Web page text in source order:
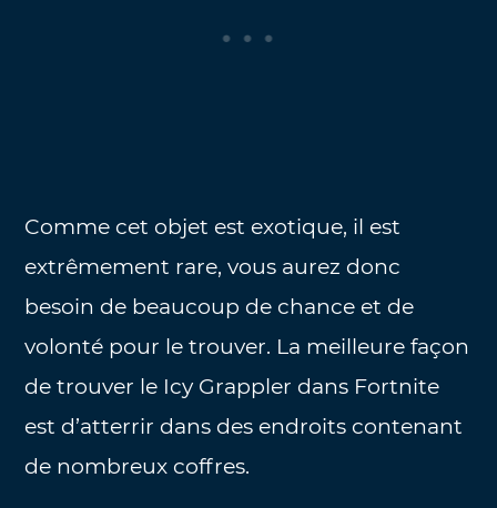
Comme cet objet est exotique, il est
extrêmement rare, vous aurez donc
besoin de beaucoup de chance et de
volonté pour le trouver. La meilleure façon
de trouver le Icy Grappler dans Fortnite
est d’atterrir dans des endroits contenant
de nombreux coffres.